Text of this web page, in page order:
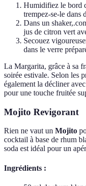
Humidifiez le bord
trempez-se-le dans
Dans un
jus de citron vert
Secouez
dans le verre
La Margarita, grâce à sa
soirée estivale. Selon les
également la décliner
pour une touche fruitée
Mojito Revigorant
Rien ne vaut un Mojito
cocktail à base de rhum
soda est idéal pour un
Ingrédients :